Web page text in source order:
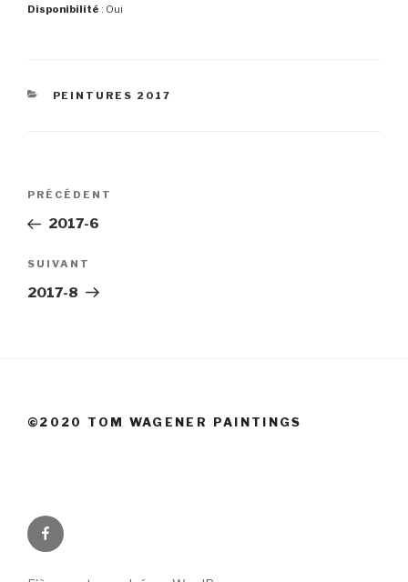
Disponibilité : Oui
CATÉGORIES
PEINTURES 2017
Navigation
l’article
Article
précédent
PRÉCÉDENT
2017-6
Article
suivant
SUIVANT
2017-8
©2020 TOM WAGENER PAINTINGS
Facebook